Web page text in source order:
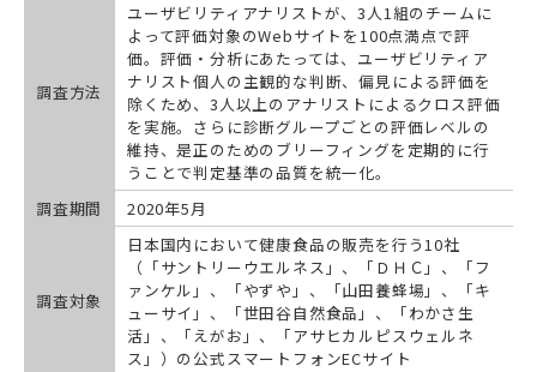
調査方法
ユーザビリティアナリストが、3人1組のチームに
よって評価対象のWebサイトを100点満点で評
価。評価・分析にあたっては、ユーザビリティア
ナリスト個人の主観的な判断、偏見による評価を
除くため、3人以上のアナリストによるクロス評価
を実施。さらに診断グループごとの評価レベルの
維持、是正のためのブリーフィングを定期的に行
うことで判定基準の品質を統一化。
調査期間
2020年5月
調査対象
日本国内において健康食品の販売を行う10社
（「サントリーウエルネス」、「ＤＨＣ」、「フ
ァンケル」、「やずや」、「山田養蜂場」、「キ
ューサイ」、「世田谷自然食品」、「わかさ生
活」、「えがお」、「アサヒカルピスウェルネ
ス」）の公式スマートフォンECサイト